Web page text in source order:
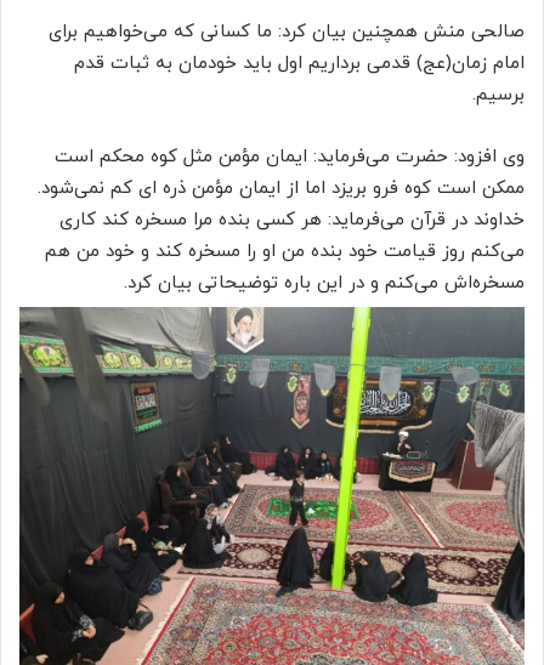
صالحی منش همچنین بیان کرد: ما کسانی که می‌خواهیم برای
امام زمان(عج) قدمی برداریم اول باید خودمان به ثبات قدم
برسیم.
وی افزود: حضرت می‌فرماید: ایمان مؤمن مثل کوه محکم است
ممکن است کوه فرو بریزد اما از ایمان مؤمن ذره ای کم نمی‌شود.
خداوند در قرآن می‌فرماید: هر کسی بنده مرا مسخره کند کاری
می‌کنم روز قیامت خود بنده من او را مسخره کند و خود من هم
مسخره‌اش می‌کنم و در این باره توضیحاتی بیان کرد.